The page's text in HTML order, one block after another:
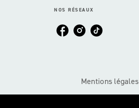
NOS RÉSEAUX
Mentions légales